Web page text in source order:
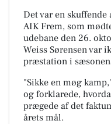
Det var en
AIK Frem, som
udebane den 26.
Weiss Sørensen var
præstation i
"Sikke en møg
og forklarede,
prægede af det
årets mål.